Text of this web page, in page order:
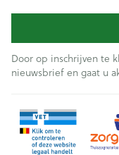
Door op inschrijven te
nieuwsbrief en gaat u